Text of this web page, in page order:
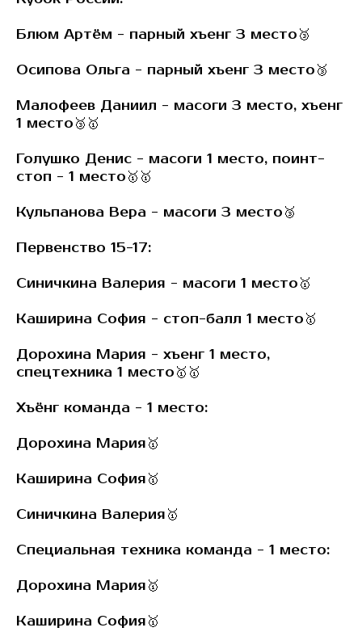
Блюм Артëм - парный хъенг 3 место🥉
Осипова Ольга - парный хъенг 3 место🥉
Малофеев Даниил - масоги 3 место, хъенг
1 место🥉🥇
Голушко Денис - масоги 1 место, поинт-
стоп - 1 место🥇🥇
Кульпанова Вера - масоги 3 место🥉
Первенство 15-17:
Синичкина Валерия - масоги 1 место🥇
Каширина София - стоп-балл 1 место🥇
Дорохина Мария - хъенг 1 место,
спецтехника 1 место🥇🥇
Хъëнг команда - 1 место:
Дорохина Мария🥇
Каширина София🥇
Синичкина Валерия🥇
Специальная техника команда - 1 место:
Дорохина Мария🥇
Каширина София🥇